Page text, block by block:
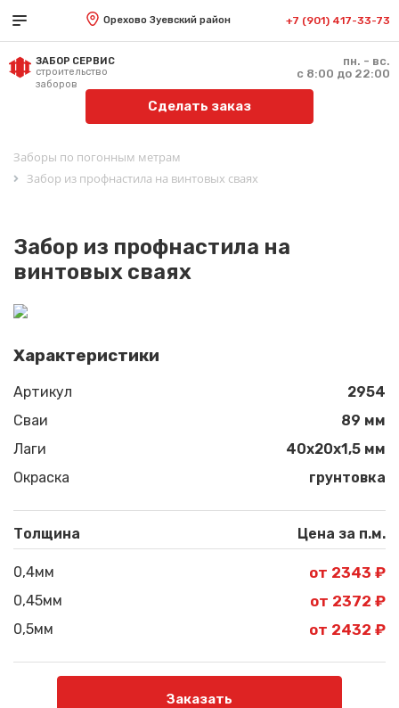
Орехово Зуевский район +7 (901) 417-33-73
ЗАБОР СЕРВИС
строительство
заборов
пн. - вс.
с 8:00 до 22:00
Сделать заказ
Заборы по погонным метрам
Забор из профнастила на винтовых сваях
Забор из профнастила на
винтовых сваях
Характеристики
Артикул
2954
Сваи
89 мм
Лаги
40х20х1,5 мм
Окраска
грунтовка
Толщина Цена за п.м.
0,4мм от 2343 ₽
0,45мм от 2372 ₽
0,5мм от 2432 ₽
Заказать